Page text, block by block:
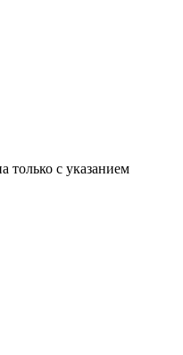
только с указанием